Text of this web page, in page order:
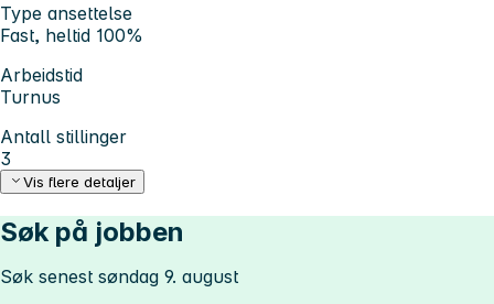
Type ansettelse
Fast, heltid 100%
Arbeidstid
Turnus
Antall stillinger
3
Vis flere detaljer
Søk på jobben
Søk senest søndag 9. august